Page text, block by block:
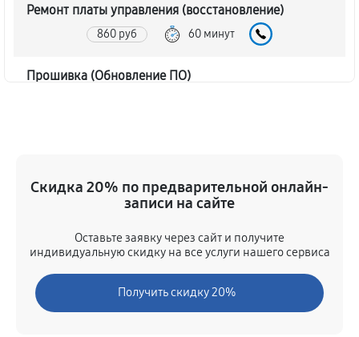
Ремонт платы управления (восстановление)
860 руб 60 минут
Прошивка (Обновление ПО)
Замена корпуса тепловизора Pulsar 2 LRF XP50
60 минут
Замена аккумулятора тепловизора Pulsar 2 LRF
XP50
810 руб 60 минут
Скидка 20% по предварительной онлайн-
записи на сайте
Оставьте заявку через сайт и получите
индивидуальную скидку на все услуги нашего сервиса
Получить скидку 20%